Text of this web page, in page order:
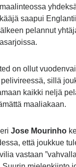
saapui
pelannut
on ollut
sillä
kaikki neljä
maaliakaan.
Jose Mourinho
että joukkue
vastaan ”vahvalla